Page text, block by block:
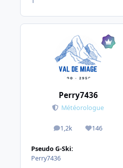
Perry7436
Météorologue
1,2k
messages146
Réputation
Pseudo G-Ski:
Perry7436